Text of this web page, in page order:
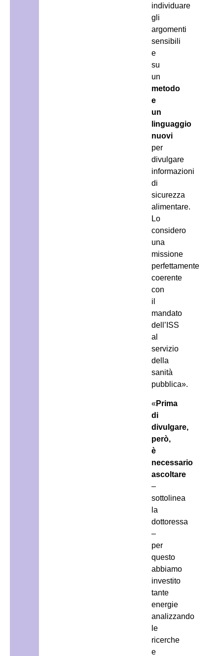
individuare
gli
argomenti
sensibili
e
su
un
metodo
e
un
linguaggio
nuovi
per
divulgare
informazioni
di
sicurezza
alimentare.
Lo
considero
una
missione
perfettamente
coerente
con
il
mandato
dell’ISS
al
servizio
della
sanità
pubblica».
«Prima
di
divulgare,
però,
è
necessario
ascoltare
–
sottolinea
la
dottoressa
–
per
questo
abbiamo
investito
tante
energie
analizzando
le
ricerche
e